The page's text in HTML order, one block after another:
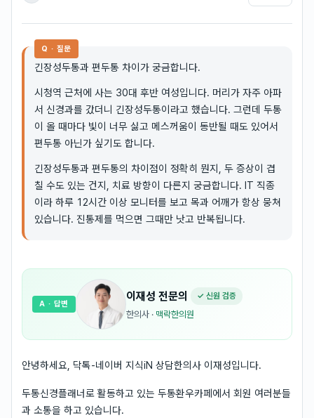
Q · 질문
긴장성두통과 편두통 차이가 궁금합니다.
시청역 근처에 사는 30대 후반 여성입니다. 머리가 자주 아파
서 신경과를 갔더니 긴장성두통이라고 했습니다. 그런데 두통
이 올 때마다 빛이 너무 싫고 메스꺼움이 동반될 때도 있어서
편두통 아닌가 싶기도 합니다.
긴장성두통과 편두통의 차이점이 정확히 뭔지, 두 증상이 겹
칠 수도 있는 건지, 치료 방향이 다른지 궁금합니다. IT 직종
이라 하루 12시간 이상 모니터를 보고 목과 어깨가 항상 뭉쳐
있습니다. 진통제를 먹으면 그때만 낫고 반복됩니다.
이재성 전문의 ✓ 신원 검증
한의사 · 맥락한의원
A · 답변
안녕하세요, 닥톡-네이버 지식iN 상담한의사 이재성입니다.
두통신경플래너로 활동하고 있는 두통환우카페에서 회원 여러분들
과 소통을 하고 있습니다.